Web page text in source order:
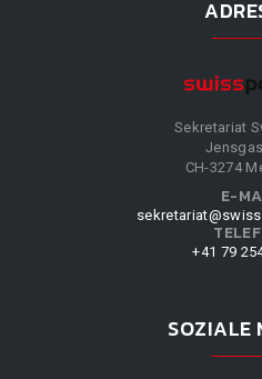
Sekretariat
CH-3274
E-
+41 79
SOZIALE